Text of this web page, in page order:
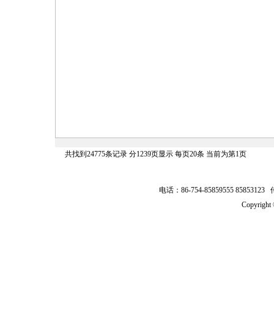
共找到24775条记录 分1239页显示 每页20条 当前为第1页
电话：86-754-85859555 85853123
Copyright